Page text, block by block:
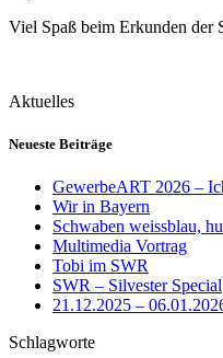
Viel Spaß beim Erkunden der
Aktuelles
Neueste Beiträge
GewerbeART 2026 –
Wir in Bayern
Schwaben weissblau,
Multimedia Vortrag
Tobi im SWR
SWR – Silvester Special
21.12.2025 –
Schlagworte